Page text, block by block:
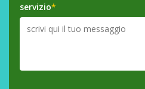
servizio*